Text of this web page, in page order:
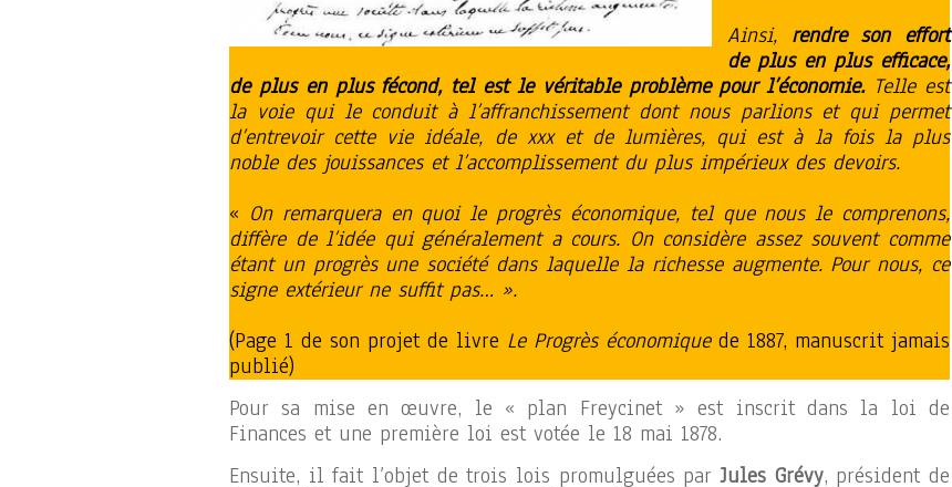
Ainsi, rendre son effort
de plus en plus efficace,
de plus en plus fécond, tel est le véritable problème pour l’économie.Telle est
la voie qui le conduit à l’affranchissement dont nous parlions et qui permet
d’entrevoir cette vie idéale, de xxx et de lumières, qui est à la fois la plus
noble des jouissances et l’accomplissement du plus impérieux des devoirs.
« On remarquera en quoi le progrès économique, tel que nous le comprenons,
diffère de l’idée qui généralement a cours. On considère assez souvent comme
étant un progrès une société dans laquelle la richesse augmente. Pour nous, ce
signe extérieur ne suffit pas… ».
(Page 1 de son projet de livre Le Progrès économiquede 1887, manuscrit jamais
publié)
Pour sa mise en œuvre, le « plan Freycinet » est inscrit dans la loi de
Finances et une première loi est votée le 18 mai 1878.
Ensuite, il fait l’objet de trois lois promulguées parJules Grévy, président de